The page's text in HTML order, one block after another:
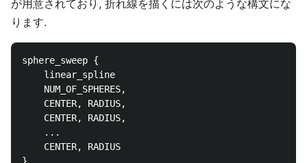
が用意されており, 折れ線を描くには次のような構文にな
ります.
sphere_sweep {